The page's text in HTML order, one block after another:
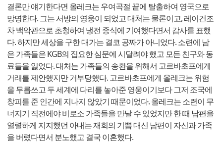
결론만 얘기한다면 올레크는 우여곡절 끝에 탈출하여 영국으로
망명한다. 그는 서방의 영웅이 되었고 대처는 물론이고, 레이건조
차 백악관으로 초청하여 냉전 종식에 기여했다면서 감사를 표했
다. 하지만 세상을 구한 대가는 결코 공짜가 아니었다. 소련에 남
은 가족들은 KGB의 집요한 심문에 시달려야 했고 모든 친구와 동
료들을 잃었다. 대처는 가족들의 송환을 위해서 고르바초프에게
거래를 제안했지만 거부당했다. 고르바초프에게 올레크는 위험
을 무릅쓰고 두 세계에 다리를 놓아준 영웅이기보다 그저 조국에
창피를 준 인간에 지나지 않았기 때문이었다. 올레크는 소련이 무
너지기 직전에야 비로소 가족들을 만날 수 있었지만 한 때 남편을
열렬하게 지지했던 아내는 재회의 기쁨 대신 남편이 자신과 가족
을 버렸다면서 분노했고 결국 이혼했다.